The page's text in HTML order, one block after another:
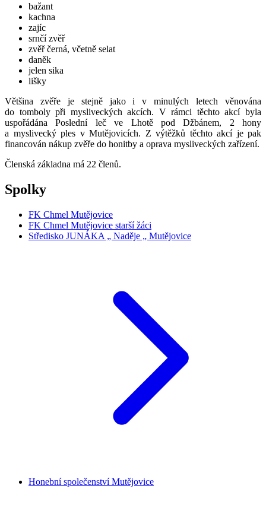
bažant
kachna
zajíc
srnčí zvěř
zvěř černá, včetně selat
daněk
jelen sika
lišky
Většina zvěře je stejně jako i v minulých letech věnována
do tomboly při mysliveckých akcích. V rámci těchto akcí byla
uspořádána Poslední leč ve Lhotě pod Džbánem, 2 hony
a myslivecký ples v Mutějovicích. Z výtěžků těchto akcí je pak
financován nákup zvěře do honitby a oprava mysliveckých zařízení.
Členská základna má 22 členů.
Spolky
FK Chmel Mutějovice
FK Chmel Mutějovice starší žáci
Středisko JUNÁKA „ Naděje „ Mutějovice
Honební společenství Mutějovice